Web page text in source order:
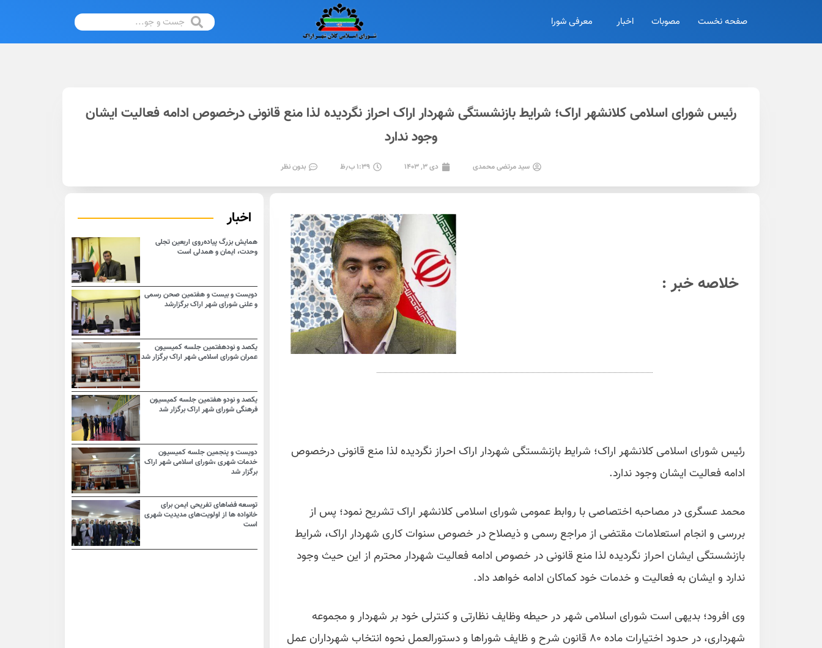
صفحه نخست مصوبات اخبار معرفی شورا
رئیس شورای اسلامی کلانشهر اراک؛ شرایط بازنشستگی شهردار اراک احراز نگردیده لذا منع قانونی درخصوص ادامه فعالیت ایشان
وجود ندارد
سید مرتضی محمدی دی ۳, ۱۴۰۳ ۱:۳۹ ب٫ظ بدون نظر
خلاصه خبر :
رئیس شورای اسلامی کلانشهر اراک؛ شرایط بازنشستگی شهردار اراک احراز نگردیده لذا منع قانونی درخصوص
ادامه فعالیت ایشان وجود ندارد.
محمد عسگری در مصاحبه اختصاصی با روابط عمومی شورای اسلامی کلانشهر اراک تشریح نمود؛ پس از
بررسی و انجام استعلامات مقتضی از مراجع رسمی و ذیصلاح در خصوص سنوات کاری شهردار اراک، شرایط
بازنشستگی ایشان احراز نگردیده لذا منع قانونی در خصوص ادامه فعالیت شهردار محترم از این حیث وجود
ندارد و ایشان به فعالیت و خدمات خود کماکان ادامه خواهد داد.
وی افرود؛ بدیهی است شورای اسلامی شهر در حیطه وظایف نظارتی و کنترلی خود بر شهردار و مجموعه
شهرداری، در حدود اختیارات ماده ۸۰ قانون شرح و ظایف شوراها و دستورالعمل نحوه انتخاب شهرداران عمل
اخبار
همایش بزرگ پیاده‌روی اربعین تجلی
وحدت، ایمان و همدلی است
دویست و بیست و هفتمین صحن رسمی
و علنی شورای شهر اراک برگزارشد
یکصد و نودهفتمین جلسه کمیسیون
عمران شورای اسلامی شهر اراک برگزار شد
یکصد و نودو هفتمین جلسه کمیسیون
فرهنگی شورای شهر اراک برگزار شد
دویست و پنجمین جلسه کمیسیون
خدمات شهری ،شورای اسلامی شهر اراک
برگزار شد
توسعه فضاهای تفریحی ایمن برای
خانواده ها از اولویت‌های مدیدیت شهری
است